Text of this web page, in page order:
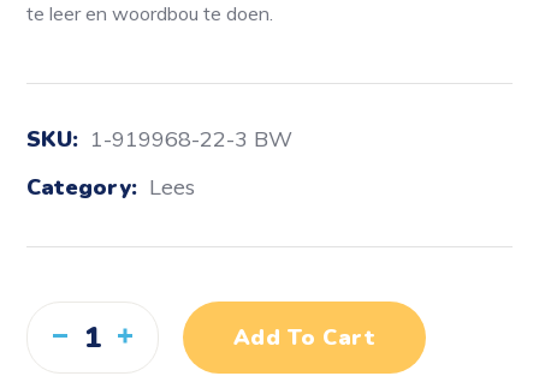
te leer en woordbou te doen.
SKU: 1-919968-22-3 BW
Category: Lees
Add To Cart